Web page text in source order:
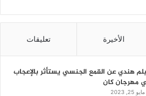
الأخيرة تعليقات
هندي عن القمع الجنسي يستأثر بالإعجاب
مهرجان كان
مايو 25, 2023